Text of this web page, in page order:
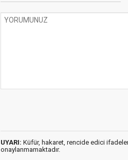
UYARI: Küfür, hakaret, rencide edici
onaylanmamaktadır.